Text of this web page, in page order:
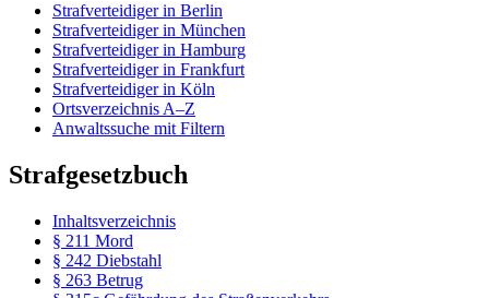
Strafverteidiger in Berlin
Strafverteidiger in München
Strafverteidiger in Hamburg
Strafverteidiger in Frankfurt
Strafverteidiger in Köln
Ortsverzeichnis A–Z
Anwaltssuche mit Filtern
Strafgesetzbuch
Inhaltsverzeichnis
§ 211 Mord
§ 242 Diebstahl
§ 263 Betrug